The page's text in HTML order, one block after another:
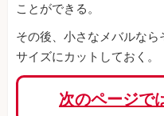
ことができる。
その後、小さなメバルな
サイズにカットしておく。
次のページで